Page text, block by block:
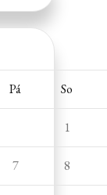
Pá So
1
7 8